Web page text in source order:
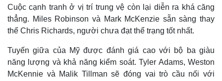
Cuộc cạnh tranh ở vị trí trung vệ còn lại diễn ra khá căng
thẳng. Miles Robinson và Mark McKenzie sẵn sàng thay
thế Chris Richards, người chưa đạt thể trạng tốt nhất.
Tuyến giữa của Mỹ được đánh giá cao với bộ ba giàu
năng lượng và khả năng kiểm soát. Tyler Adams, Weston
McKennie và Malik Tillman sẽ đóng vai trò cầu nối với